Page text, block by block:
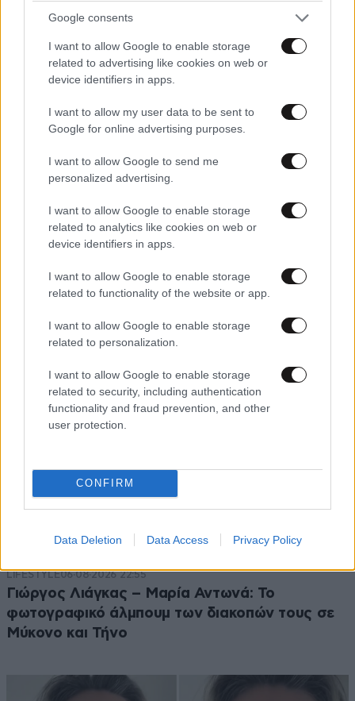
Google consents
I want to allow Google to enable storage
related to advertising like cookies on web or
device identifiers in apps.
I want to allow my user data to be sent to
Google for online advertising purposes.
I want to allow Google to send me
personalized advertising.
I want to allow Google to enable storage
related to analytics like cookies on web or
device identifiers in apps.
I want to allow Google to enable storage
related to functionality of the website or app.
I want to allow Google to enable storage
related to personalization.
I want to allow Google to enable storage
related to security, including authentication
functionality and fraud prevention, and other
user protection.
CONFIRM
Data Deletion Data Access Privacy Policy
Αθηνά Οικονομάκου από τα Μπόρα Μπόρα:
«Έσκασε τώρα όλη η κούραση» – Το απρόοπτο
LIFESTYLE06·08·2026 22:55
Γιώργος Λιάγκας – Μαρία Αντωνά: Το
φωτογραφικό άλμπουμ των διακοπών τους σε
Μύκονο και Τήνο